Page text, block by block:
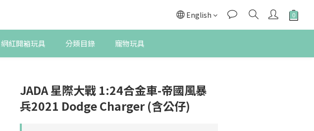
English
網紅開箱玩具 分類目錄 寵物玩具
JADA 星際大戰 1:24合金車-帝國風暴
兵2021 Dodge Charger (含公仔)